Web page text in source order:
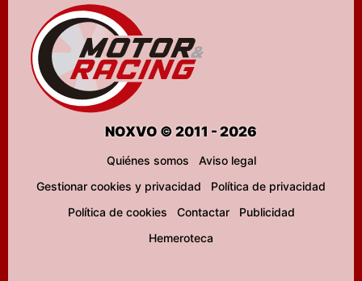
NOXVO © 2011 - 2026
Quiénes somos
Aviso legal
Gestionar cookies y privacidad
Política de privacidad
Política de cookies
Contactar
Publicidad
Hemeroteca